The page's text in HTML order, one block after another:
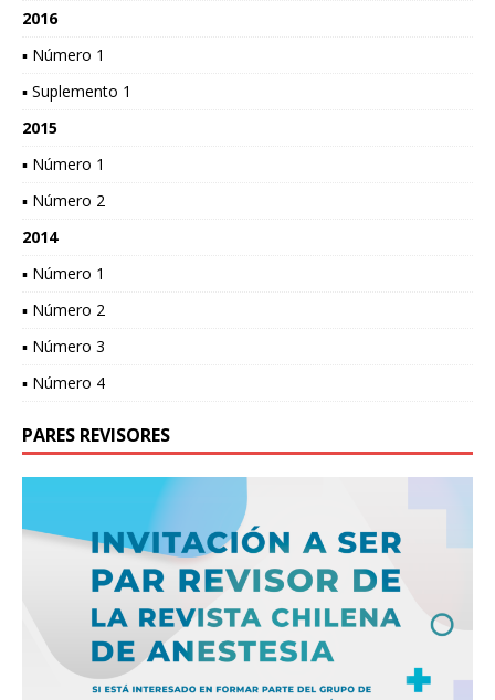
2016
▪ Número 1
▪ Suplemento 1
2015
▪ Número 1
▪ Número 2
2014
▪ Número 1
▪ Número 2
▪ Número 3
▪ Número 4
PARES REVISORES